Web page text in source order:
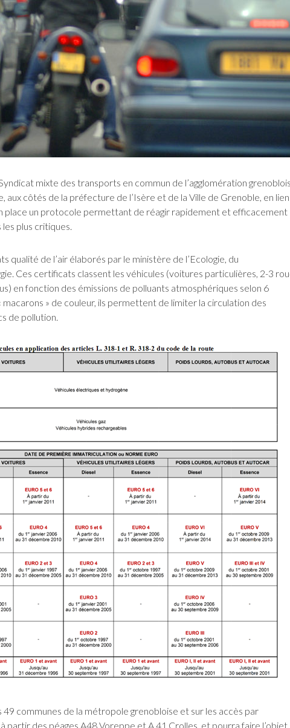
mixte des transports en commun de l’agglomération
côtés de la préfecture de l’Isère et de la Ville de Grenoble, en lien
place un protocole permettant de réagir rapidement et efficacement
plus critiques.
qualité de l’air élaborés par le ministère de l’Ecologie, du
Ces certificats classent les véhicules (voitures particulières, 2-3
en fonction des émissions de polluants atmosphériques selon 6
» de couleur, ils permettent de limiter la circulation des
de pollution.
communes de la métropole grenobloise et sur les accès par
partir des péages A48 Voreppe et A 41 Crolles, et pourra faire l’objet